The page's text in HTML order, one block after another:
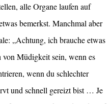
alle Organe laufen auf
bemerkst. Manchmal aber
„Achtung, ich brauche etwas
von Müdigkeit sein, wenn es
wenn du schlechter
und schnell gereizt bist … Je